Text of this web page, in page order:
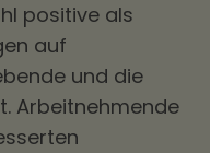
positive als
auf
und die
Arbeitnehmende